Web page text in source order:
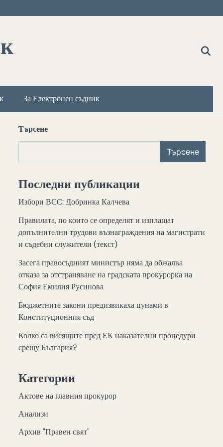
За Електронен съдник
Търсене
Търсене
Последни публикации
Избори ВСС: Добринка Калчева
Правилата, по които се определят и изплащат
допълнителни трудови възнаграждения на магистрати
и съдебни служители (текст)
Засега правосъдният министър няма да обжалва
отказа за отстраняване на градската прокурорка на
София Емилия Русинова
Бюджетните закони предизвикаха цунами в
Конституционния съд
Колко са висящите пред ЕК наказателни процедури
срещу България?
Категории
Актове на главния прокурор
Анализи
Архив "Правен свят"